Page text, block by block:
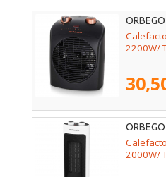
2200W/
2000W/